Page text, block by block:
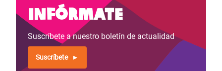
Infórmate
Suscríbete a nuestro boletín de actualidad
Suscríbete